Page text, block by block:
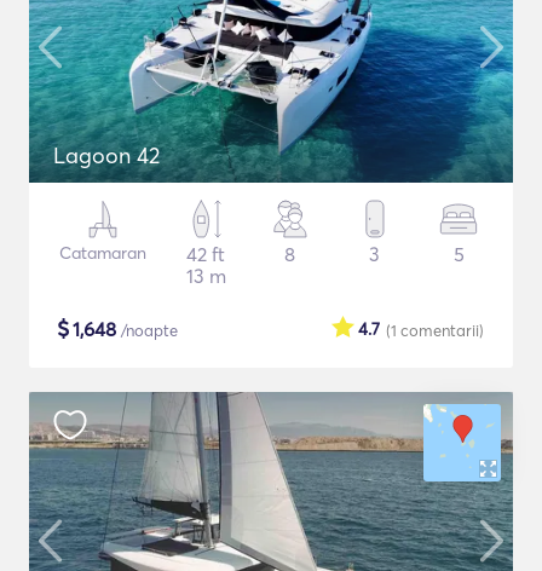
Lagoon 42
Catamaran
42 ft
13 m
8 3 5
$1,648 /noapte (1 comentarii)
4.7